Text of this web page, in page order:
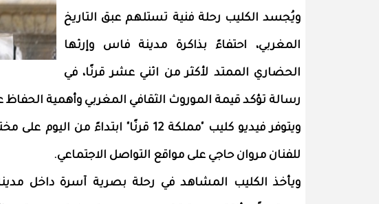
ويُجسد الكليب رحلة فنية تستلهم عبق التاريخ
المغربي، احتفاءً بذاكرة مدينة فاس وإرثها
الحضاري الممتد لأكثر من اثني عشر قرنًا، في
رسالة تؤكد قيمة الموروث الثقافي المغربي وأهمية الحفاظ
ويتوفر فيديو كليب "مملكة 12 قرنًا"
للفنان مروان حاجي على مواقع التواصل الاجتماعي.
ويأخذ الكليب المشاهد في رحلة بصرية آسرة داخل